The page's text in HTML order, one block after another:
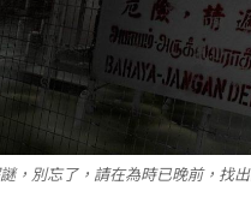
，別忘了，請在為時已晚前，找